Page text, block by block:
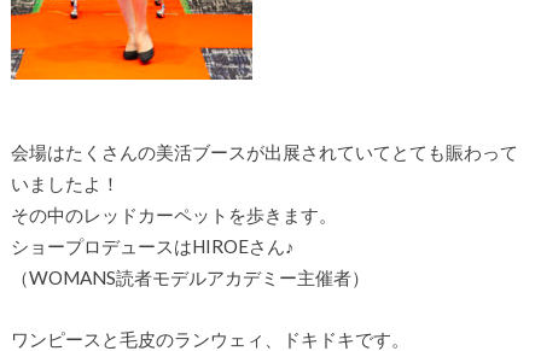
会場はたくさんの美活ブースが出展されていてとても賑わって
いましたよ！
その中のレッドカーペットを歩きます。
ショープロデュースはHIROEさん♪
（WOMANS読者モデルアカデミー主催者）
ワンピースと毛皮のランウェィ、ドキドキです。